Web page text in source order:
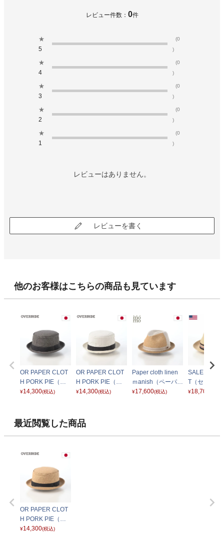
レビュー件数： 0件
★
5
(0
)
★
4
(0
)
★
3
(0
)
★
2
(0
)
★
1
(0
)
レビューはありません。
レビューを書く
他のお客様はこちらの商品も見ています
OR PAPER CLOT
H PORK PIE（ペ
ーパークロス ポー
¥14,300(税込)
OR PAPER CLOT
H PORK PIE（ペ
ーパークロス ポー
¥14,300(税込)
Paper cloth linen
ｍanish（ペーパー
クロス リネン マニ
¥17,600(税込)
SALEM
T（セーレム
ードハット
¥18,700
最近閲覧した商品
OR PAPER CLOT
H PORK PIE（ペ
ーパークロス ポー
¥14,300(税込)